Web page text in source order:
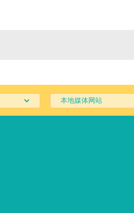
本地媒体网站